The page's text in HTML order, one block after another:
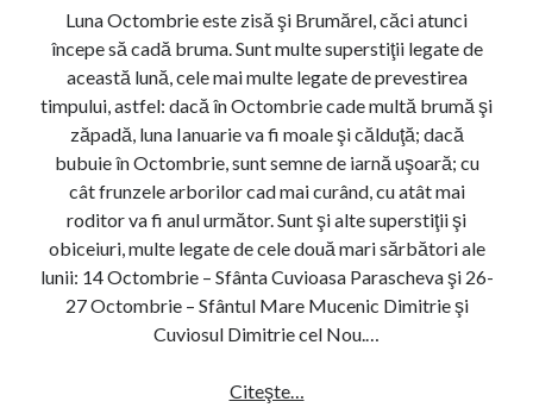
G
u
s
t
a
r
)
i
o
b
i
c
e
i
u
r
i
î
n
u
Luna Octombrie este zisă şi Brumărel, căci atunci
începe să cadă bruma. Sunt multe superstiţii legate de
această lună, cele mai multe legate de prevestirea
timpului, astfel: dacă în Octombrie cade multă brumă şi
zăpadă, luna Ianuarie va fi moale şi călduţă; dacă
bubuie în Octombrie, sunt semne de iarnă uşoară; cu
cât frunzele arborilor cad mai curând, cu atât mai
roditor va fi anul următor. Sunt şi alte superstiţii şi
obiceiuri, multe legate de cele două mari sărbători ale
lunii: 14 Octombrie – Sfânta Cuvioasa Parascheva şi 26-
27 Octombrie – Sfântul Mare Mucenic Dimitrie şi
Cuviosul Dimitrie cel Nou.…
Citeşte…